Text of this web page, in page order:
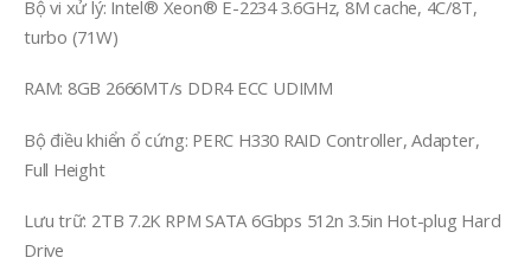
Bộ vi xử lý: Intel® Xeon® E-2234 3.6GHz, 8M cache, 4C/8T,
turbo (71W)
RAM: 8GB 2666MT/s DDR4 ECC UDIMM
Bộ điều khiển ổ cứng: PERC H330 RAID Controller, Adapter,
Full Height
Lưu trữ: 2TB 7.2K RPM SATA 6Gbps 512n 3.5in Hot-plug Hard
Drive